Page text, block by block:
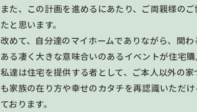
また、この計画を進めるにあたり、ご両親様の
たと思います。
改めて、自分達のマイホームでありながら、関
ある凄く大きな意味合いのあるイベントが住宅購
私達は住宅を提供する者として、ご本人以外の
も家族の在り方や幸せのカタチを再認識いただ
ております。